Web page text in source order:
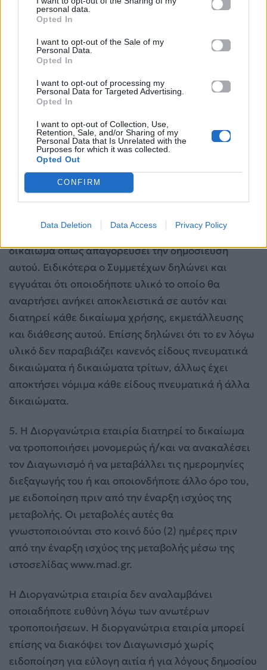
personal data.
Opted In
I want to opt-out of the Sale of my
Personal Data.
Opted In
I want to opt-out of processing my
Personal Data for Targeted Advertising.
Opted In
I want to opt-out of Collection, Use,
Retention, Sale, and/or Sharing of my
Personal Data that Is Unrelated with the
Purposes for which it was collected.
Opted Out
CONFIRM
Data Deletion Data Access Privacy Policy
κακόπιστη, καταχρηστική ή αντίθετη προς το
πνεύμα και τους σκοπούς του Διαγωνισμού.
4. Το περιεχόμενο το οποίο θα αναρτά ο
Συμμετέχων στην ιστοσελίδα του διαγωνισμού
πρέπει να συμμορφώνεται πλήρως με την κείμενη
νομοθεσία και να μην είναι ακατάλληλο (όπως,
ανήθικο, πορνογραφικό, προσβλητικό,
δυσφημιστικό, απειλητικό, ενδέχεται να
υποκινήσει ρατσιστικό μίσος, βλάσφημο κ.λ.π.)
καθώς και να μην παραβιάζει οιαδήποτε
δικαιώματα τρίτων. Σε περίπτωση που όποιο
περιεχόμενο κριθεί ακατάλληλο από την
Διοργανώτρια εταιρεία, η τελευταία διατηρεί το
δικαίωμα όπως απαγορεύσει την δημοσίευση
αυτού. Ειδικότερα ο Συμμετέχων δηλώνει και
εγγυάται ότι οποιοδήποτε υλικό το οποίο θα
αναρτήσει ανήκει αποκλειστικά σε αυτόν και
διατηρεί κάθε δικαίωμα χρήσης, εκμετάλλευσης
και διάθεσης αυτού. Επίσης δηλώνει ότι το εν λόγω
υλικό δεν παραβιάζει κανενός είδους πνευματικά
δικαιώματα ή δικαιώματα τρίτων, άλλως έχει
αποκτήσει νόμιμα κάθε είδους πνευματικά ή άλλα
δικαιώματα.
5. Η Διοργανώτρια εταιρία διατηρεί το δικαίωμα
να τροποποιήσει μονομερώς ή/και να ανακαλέσει
τον Διαγωνισμό ή να μεταβάλλει τις ημερομηνίες
διεξαγωγής του ή και οποιονδήποτε άλλο όρο του,
με ειδοποίηση πριν από την έναρξη ισχύος της
μεταβολής. Οι μεταβολές αυτές θα
γνωστοποιούνται στο κοινό δύο (2) ημέρες πριν
από την έναρξη ισχύος της μεταβολής μέσω της
ιστοσελίδας www.mad.gr.
Η Διοργανώτρια εταιρία δεν αναλαμβάνει
οποιαδήποτε ευθύνη λόγω των ανωτέρων
τροποποιήσεων. Η διοργανώτρια εταιρία μπορεί
επίσης να διακόψει τον Διαγωνισμό χωρίς
ειδοποίηση για εύλογη αιτία ή για λόγους δημοσίου